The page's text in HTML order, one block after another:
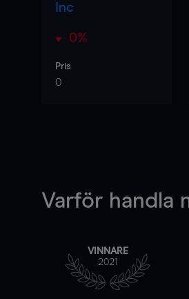
Inc
0%
Pris
0
Varför handla
VINNARE
2021